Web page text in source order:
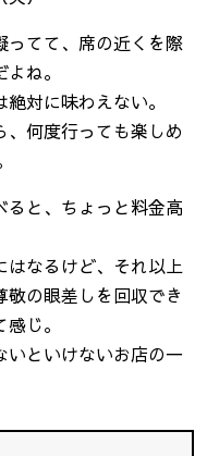
ってて、席の近くを際
ね。
対に味わえない。
、何度行っても楽しめ
ると、ちょっと料金高
はなるけど、それ以上
の眼差しを回収でき
じ。
いといけないお店の一